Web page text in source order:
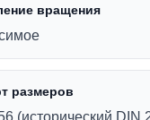
вращения
размеров
(исторический DIN